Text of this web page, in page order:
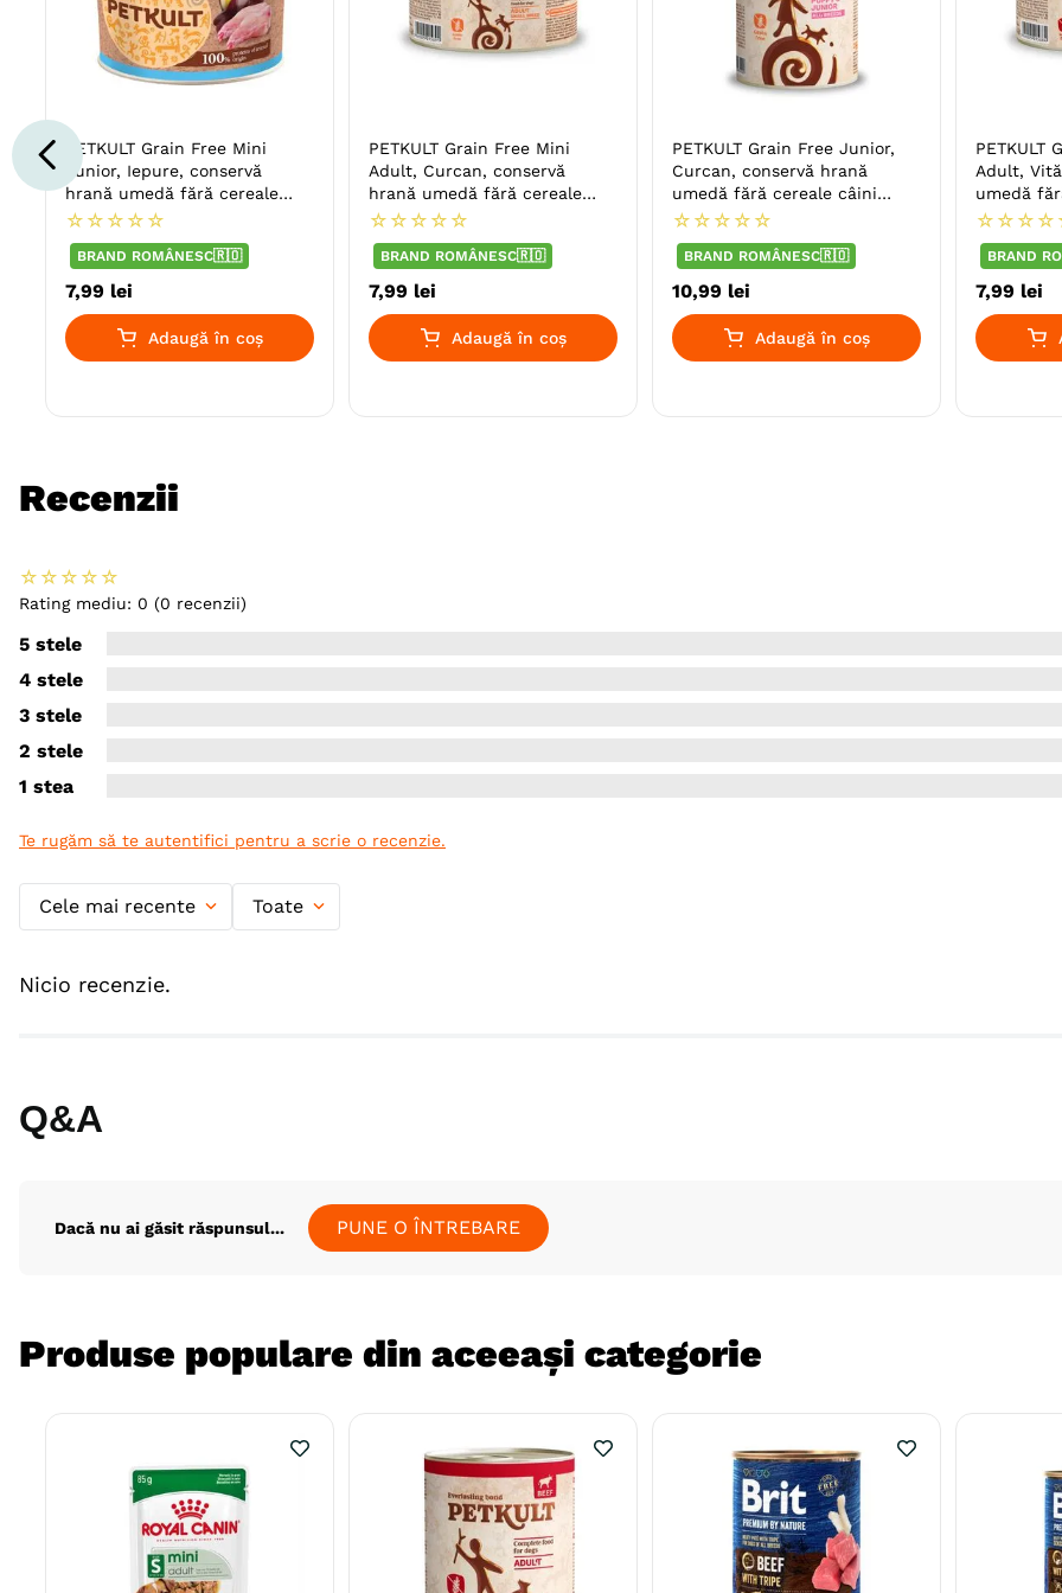
PETKULT Grain Free Mini
Junior, Iepure, conservă
hrană umedă fără cereale
câini junior
☆ ☆ ☆ ☆ ☆
BRAND ROMÂNESC🇷🇴
7,99 lei
Adaugă în coș
PETKULT Grain Free Mini
Adult, Curcan, conservă
hrană umedă fără cereale
câini
☆ ☆ ☆ ☆ ☆
BRAND ROMÂNESC🇷🇴
7,99 lei
Adaugă în coș
PETKULT Grain Free Junior,
Curcan, conservă hrană
umedă fără cereale câini
junior, 400g
☆ ☆ ☆ ☆ ☆
BRAND ROMÂNESC🇷🇴
10,99 lei
Adaugă în coș
PETKULT
Adult,
umedă
185g
☆ ☆ ☆ ☆
BRAND
7,99 lei
Recenzii
☆ ☆ ☆ ☆ ☆
Rating mediu: 0 (0 recenzii)
5 stele
4 stele
3 stele
2 stele
1 stea
Te rugăm să te autentifici pentru a scrie o recenzie.
Cele mai recente Toate
Nicio recenzie.
Q&A
Dacă nu ai găsit răspunsul... PUNE O ÎNTREBARE
Produse populare din aceeași categorie